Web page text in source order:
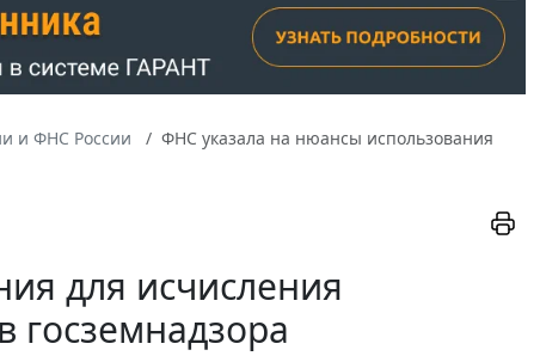
и ФНС России
ФНС указала на нюансы использования
для исчисления
госземнадзора